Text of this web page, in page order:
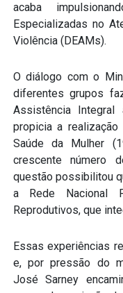
acaba
Especializadas no
Violência (DEAMs).
O diálogo com o
diferentes grupos
Assistência
propicia a
Saúde da Mulher
crescente número
questão possibilitou
a Rede Nacional
Reprodutivos, que
Essas experiências
e, por pressão do
José Sarney